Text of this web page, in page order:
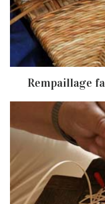
Rempaillage